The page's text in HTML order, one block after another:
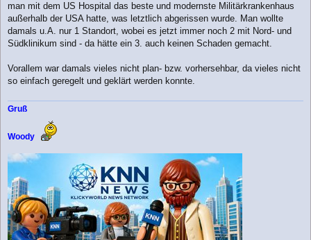
man mit dem US Hospital das beste und modernste Militärkrankenhaus
außerhalb der USA hatte, was letztlich abgerissen wurde. Man wollte
damals u.A. nur 1 Standort, wobei es jetzt immer noch 2 mit Nord- und
Südklinikum sind - da hätte ein 3. auch keinen Schaden gemacht.
Vorallem war damals vieles nicht plan- bzw. vorhersehbar, da vieles nicht
so einfach geregelt und geklärt werden konnte.
Gruß
Woody